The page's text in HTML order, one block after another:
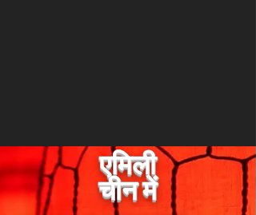
एमिली
चीन में